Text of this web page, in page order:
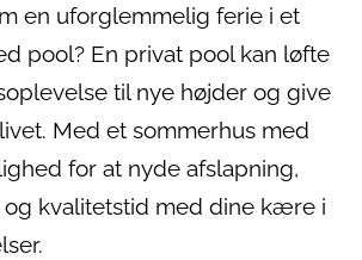
en uforglemmelig ferie i et
pool? En privat pool kan løfte
til nye højder og give
Med et sommerhus med
for at nyde afslapning,
kvalitetstid med dine kære i